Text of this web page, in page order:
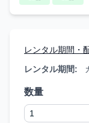
レンタル期間・
レンタル期間:
数量